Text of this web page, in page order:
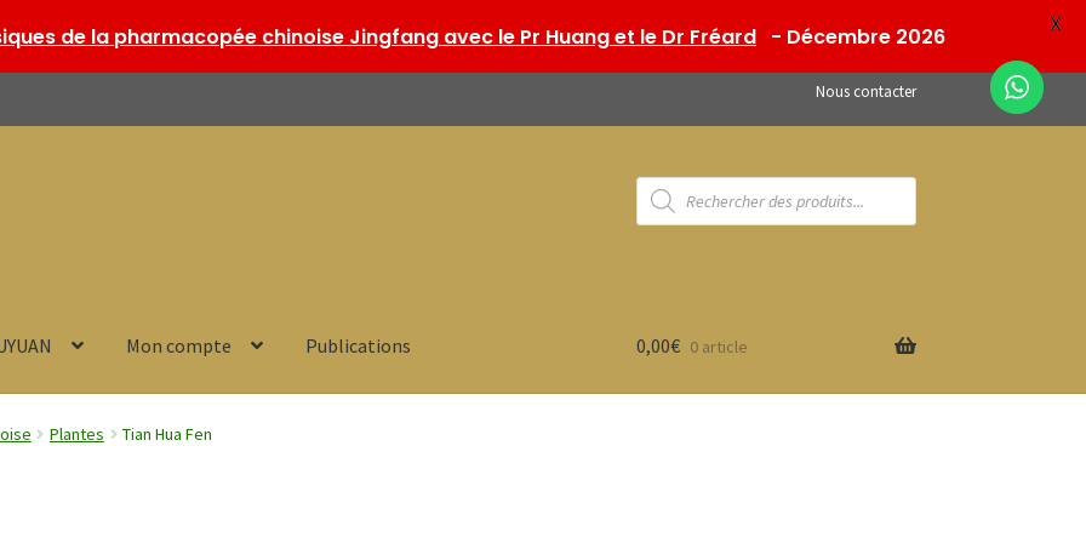
Nous contacter
Recherche
de
produits
Mon compte Publications 0,00€ 0 article
Plantes Tian Hua Fen
de la pharmacopée chinoise Jingfang avec le Pr Huang et le Dr Fréard - Décembre 2026 X